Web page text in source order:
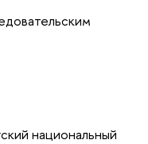
национальный